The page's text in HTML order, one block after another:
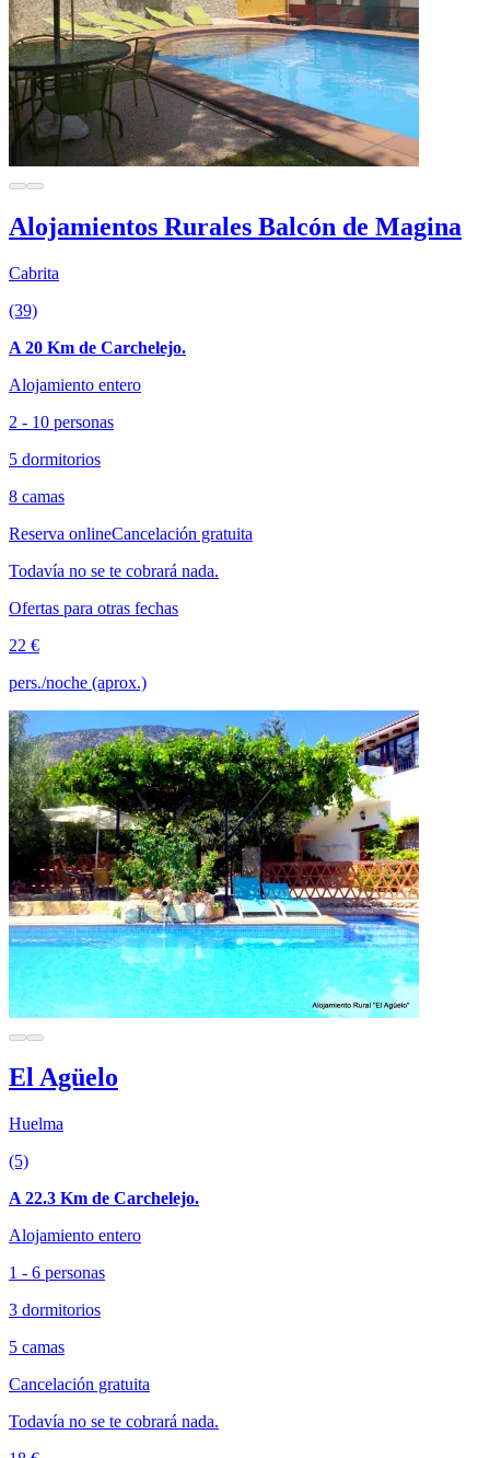
Alojamientos Rurales Balcón de Magina
Cabrita
(39)
A 20 Km de Carchelejo.
Alojamiento entero
2 - 10 personas
5 dormitorios
8 camas
Reserva onlineCancelación gratuita
Todavía no se te cobrará nada.
Ofertas para otras fechas
22 €
pers./noche (aprox.)
El Agüelo
Huelma
(5)
A 22.3 Km de Carchelejo.
Alojamiento entero
1 - 6 personas
3 dormitorios
5 camas
Cancelación gratuita
Todavía no se te cobrará nada.